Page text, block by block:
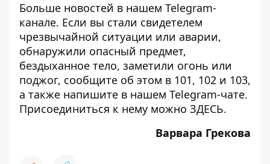
Больше новостей в нашем Telegram-
канале. Если вы стали свидетелем
чрезвычайной ситуации или аварии,
обнаружили опасный предмет,
бездыханное тело, заметили огонь или
поджог, сообщите об этом в 101, 102 и 103,
а также напишите в нашем Telegram-чате.
Присоединиться к нему можно ЗДЕСЬ.
Варвара Грекова